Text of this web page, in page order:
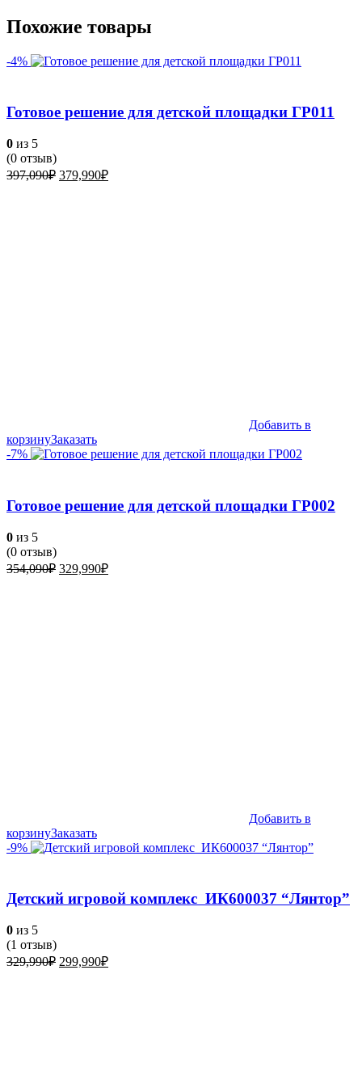
Похожие товары
-4%
Готовое решение для детской площадки ГР011
0 из 5
(0 отзыв)
397,090₽ Первоначальная
379,990₽Текущая
Добавить в
корзинуЗаказать
-7%
Готовое решение для детской площадки ГР002
0 из 5
(0 отзыв)
354,090₽ Первоначальная
329,990₽Текущая
Добавить в
корзинуЗаказать
-9%
Детский игровой комплекс ИК600037 “Лянтор”
0 из 5
(1 отзыв)
329,990₽ Первоначальная
299,990₽Текущая